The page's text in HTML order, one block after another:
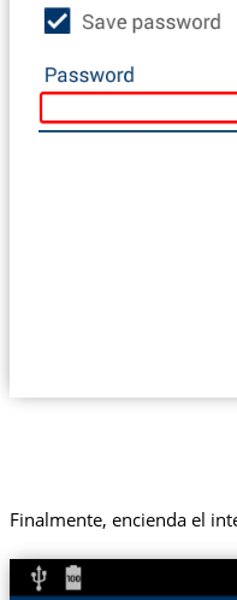
Finalmente, encienda el